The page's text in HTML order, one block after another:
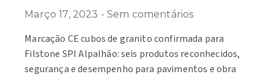
Março 17, 2023 Sem comentários
Marcação CE cubos de granito confirmada para
Filstone SPI Alpalhão: seis produtos reconhecidos,
segurança e desempenho para pavimentos e obra